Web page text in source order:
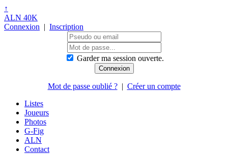
↑
ALN 40K
Connexion | Inscription
Garder ma session ouverte.
Mot de passe oublié ?| Créer un compte
Listes
Joueurs
Photos
G-Fig
ALN
Contact